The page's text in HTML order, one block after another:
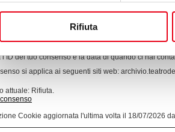
Rifiuta
utilizza diversi tipi di cookie. Alcuni cookie sono
momento è possibile modificare o revocare il
più su chi siamo, come può contattarci e come
l’ID del tuo consenso e la data di quando ci hai
si applica ai seguenti siti web:
attuale: Rifiuta.
Cookie aggiornata l'ultima volta il 18/07/2026 da